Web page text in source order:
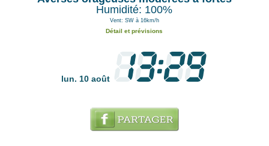
Humidité: 100%
Vent: SW à 16km/h
Détail et prévisions
lun. 10 août